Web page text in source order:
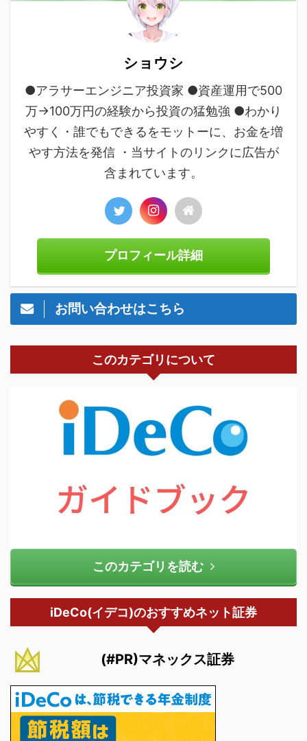
ショウシ
●アラサーエンジニア投資家 ●資産運用で500
万→100万円の経験から投資の猛勉強 ●わかり
やすく・誰でもできるをモットーに、お金を増
やす方法を発信 ・当サイトのリンクに広告が
含まれています。
プロフィール詳細
お問い合わせはこちら
このカテゴリについて
このカテゴリを読む
iDeCo(イデコ)のおすすめネット証券
(#PR)マネックス証券